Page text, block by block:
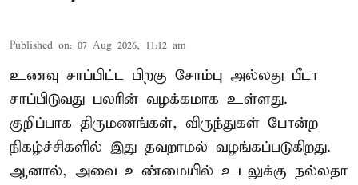
Published on: 07 Aug 2026, 11:12 am
உணவு சாப்பிட்ட பிறகு சோம்பு அல்லது பீடா
சாப்பிடுவது பலரின் வழக்கமாக உள்ளது.
குறிப்பாக திருமணங்கள், விருந்துகள் போன்ற
நிகழ்ச்சிகளில் இது தவறாமல் வழங்கப்படுகிறது.
ஆனால், அவை உண்மையில் உடலுக்கு நல்லதா